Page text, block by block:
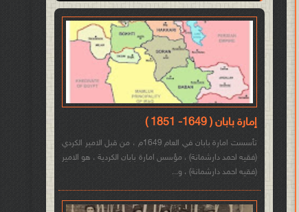
إمارة بابان ( 1649- 1851 )
تأسست امارة بابان في العام 1649م ، من قبل الامير الكردي
(فقيه احمد دارشمانة) ، مؤسس امارة بابان الكردية ، هو الامير
(فقيه احمد دارشمانة) ، و...